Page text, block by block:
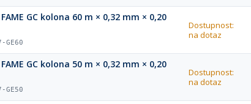
GC kolona 60 m × 0,32 mm × 0,20
GE60
Dostupnost:
na dotaz
GC kolona 50 m × 0,32 mm × 0,20
GE50
Dostupnost:
na dotaz